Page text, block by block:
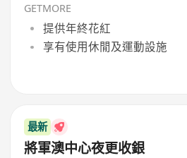
GETMORE
提供年終花紅
享有使用休閒及運動設施
最新
將軍澳中心夜更收銀